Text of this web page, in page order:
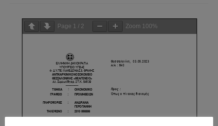
Page 1 / 2 Zoom 100%